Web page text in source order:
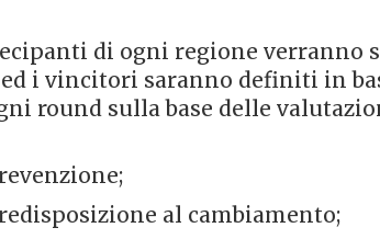
di ogni regione verranno
ed i vincitori saranno definiti in
round sulla base delle
al cambiamento;